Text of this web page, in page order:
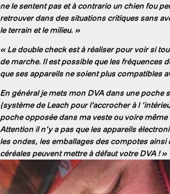
ne le sentent pas et à contrario un chien fou
retrouver dans des situations critiques sans
le terrain et le milieu. »
« Le double check est à réaliser pour voir si
de marche. Il est possible que les fréquences
que ses appareils ne soient plus compatibles
En général je mets mon DVA dans une poche
(système de Leach pour l’accrocher à l
poche opposée dans ma veste ou voire
Attention il n’y a pas que les appareils
les ondes, les emballages des compotes ainsi
céréales peuvent mettre à défaut votre DVA ! »